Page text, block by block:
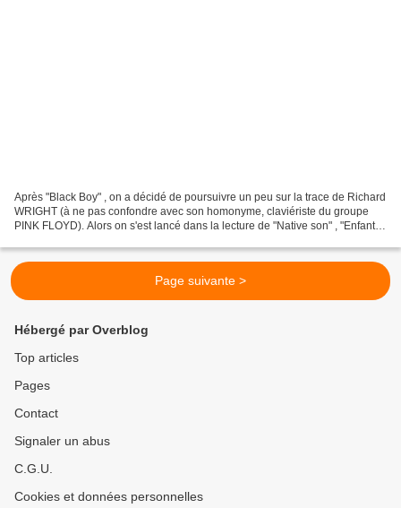
Après "Black Boy" , on a décidé de poursuivre un peu sur la trace de Richard
WRIGHT (à ne pas confondre avec son homonyme, claviériste du groupe
PINK FLOYD). Alors on s'est lancé dans la lecture de "Native son" , "Enfant
Page suivante >
Hébergé par Overblog
Top articles
Pages
Contact
Signaler un abus
C.G.U.
Cookies et données personnelles